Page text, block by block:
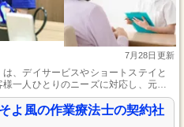
7月28日更新
、デイサービスやショートステイと
一人ひとりのニーズに対応し、元気
よ風の作業療法士の契約社